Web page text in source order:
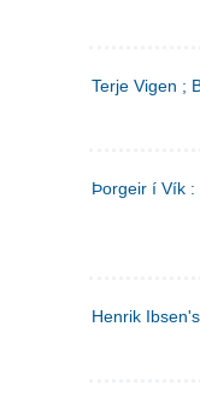
Terje Vigen ;
Þorgeir í Vík :
Henrik